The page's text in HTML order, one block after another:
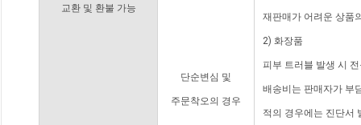
교환 및 환불 가능
단순변심 및
주문착오의 경우
재판매가 어려운 상품
2) 화장품
피부 트러블 발생 시
배송비는 판매자가 부
적의 경우에는 진단서